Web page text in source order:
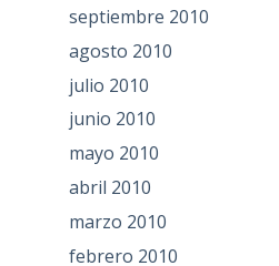
septiembre 2010
agosto 2010
julio 2010
junio 2010
mayo 2010
abril 2010
marzo 2010
febrero 2010